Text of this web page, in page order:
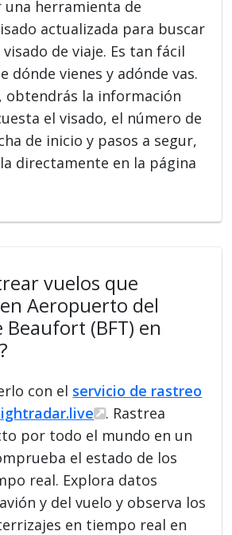
herramienta de
actualizada para buscar
de viaje. Es tan fácil
dónde vienes y adónde vas.
obtendrás la información
el visado, el número de
de inicio y pasos a segur,
directamente en la página
vuelos que
Aeropuerto del
Beaufort (BFT) en
con el servicio de rastreo
. Rastrea
por todo el mundo en un
el estado de los
real. Explora datos
y del vuelo y observa los
en tiempo real en